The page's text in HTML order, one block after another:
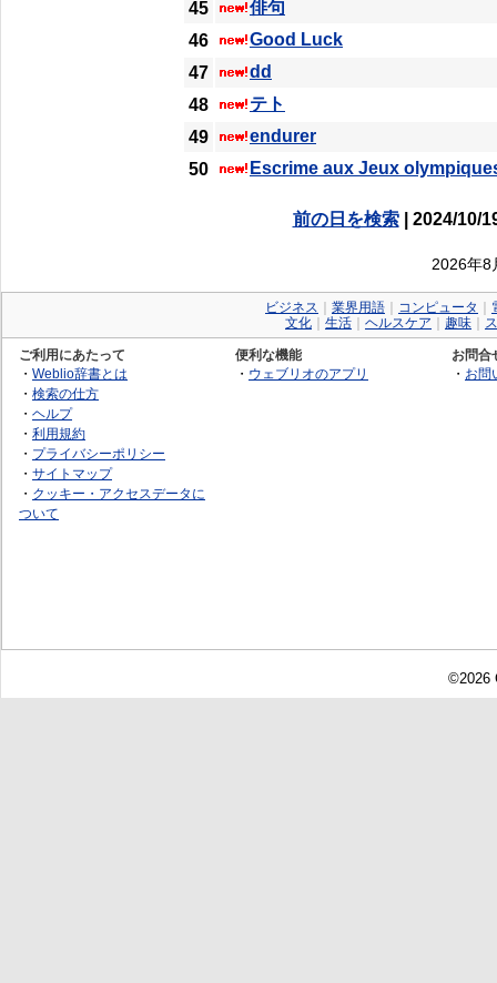
45
俳句
46
Good Luck
47
dd
48
テト
49
endurer
50
Escrime aux Jeux
前の日を検索| 2024/10/
2026年8
ビジネス 業界用語 コンピュータ
文化
生活 ヘルスケア 趣味
ご利用にあたって
・ Weblio辞書とは
・ 検索の仕方
・ ヘルプ
・ 利用規約
・ プライバシーポリシー
・ サイトマップ
・ クッキー・アクセスデータに
ついて
便利な機能
・ ウェブリオのアプリ
お問合
・ お問
©2026